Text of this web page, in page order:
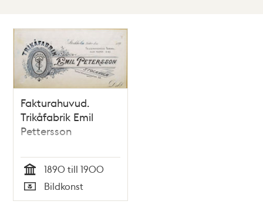
Lista
Karta
Fakturahuvud.
Trikåfabrik Emil
Pettersson
Tid
1890 till 1900
Typ
Bildkonst